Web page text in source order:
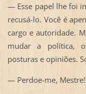
— Esse papel lhe foi
recusá-lo. Você é
cargo e autoridade.
mudar a política,
posturas e opiniões.
— Perdoe-me, Mestre!